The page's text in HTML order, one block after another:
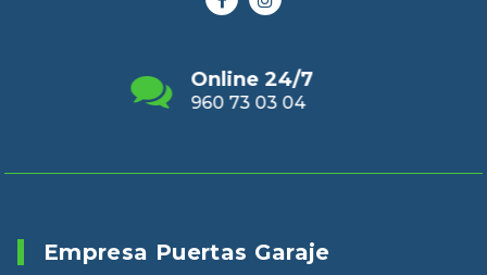
Envianos un Email
puertasveranvalencia@gmail.com
Empresa Puertas Garaje